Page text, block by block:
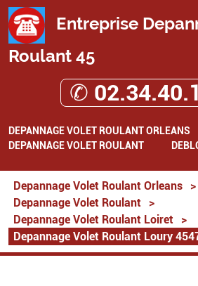
Entreprise
Roulant 45
✆
DEPANNAGE VOLET ROULANT ORLEANS
DEPANNAGE VOLET ROULANT
Depannage Volet Roulant Orleans
>
Depannage Volet Roulant
>
Depannage Volet Roulant Loiret
>
Depannage Volet Roulant Loury